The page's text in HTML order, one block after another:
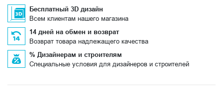
Бесплатный 3D дизайн
Всем клиентам нашего магазина
14 дней на обмен и возврат
Возврат товара надлежащего качества
% Дизайнерам и строителям
Специальные условия для дизайнеров и строителей